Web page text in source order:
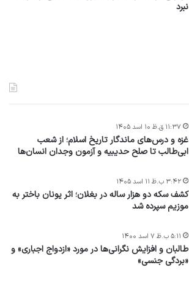
نبرد
غزه و درس‌های ماندگار تاریخ اسلام؛ از شعب
ابی‌طالب تا صلح حدیبیه و آزمون وجدان انسان‌ها
۱۱:۳۷ ق.ظ ۱۰ اسد ۱۴۰۵
کشف سکه دو هزار ساله در بغلان؛ اثر یونان باختر به
موزیم سپرده شد
۳:۴۲ ب.ظ ۱۱ اسد ۱۴۰۵
طالبان و افزایش نگرانی‌ها در مورد «ازدواج اجباری» و
«بردگی جنسی»
۵:۱۱ ب.ظ ۷ اسد ۱۴۰۰